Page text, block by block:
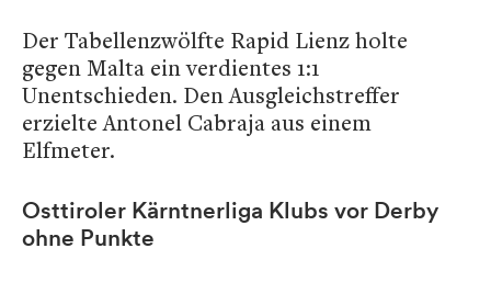
Der Tabellenzwölfte Rapid Lienz holte
gegen Malta ein verdientes 1:1
Unentschieden. Den Ausgleichstreffer
erzielte Antonel Cabraja aus einem
Elfmeter.
Osttiroler Kärntnerliga Klubs vor Derby
ohne Punkte